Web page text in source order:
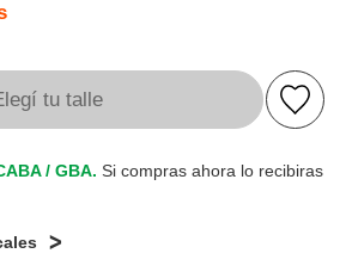
tu talle
/ GBA. Si compras ahora lo recibiras